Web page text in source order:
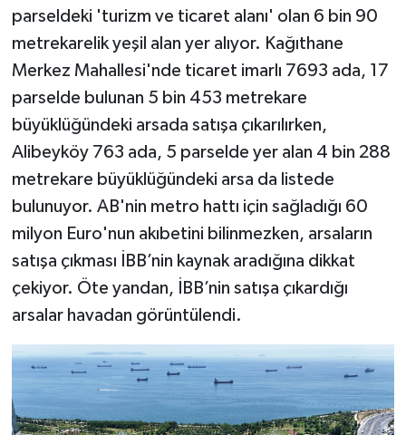
parseldeki 'turizm ve ticaret alanı' olan 6 bin 90
metrekarelik yeşil alan yer alıyor. Kağıthane
Merkez Mahallesi'nde ticaret imarlı 7693 ada, 17
parselde bulunan 5 bin 453 metrekare
büyüklüğündeki arsada satışa çıkarılırken,
Alibeyköy 763 ada, 5 parselde yer alan 4 bin 288
metrekare büyüklüğündeki arsa da listede
bulunuyor. AB'nin metro hattı için sağladığı 60
milyon Euro'nun akıbetini bilinmezken, arsaların
satışa çıkması İBB’nin kaynak aradığına dikkat
çekiyor. Öte yandan, İBB’nin satışa çıkardığı
arsalar havadan görüntülendi.